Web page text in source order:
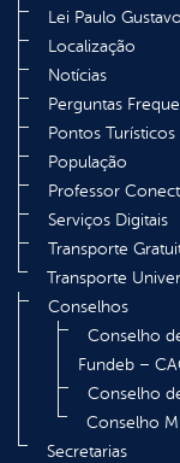
Lei Paulo Gustavo
Localização
Notícias
Perguntas
Pontos Turísticos
População
Professor
Serviços Digitais
Transporte
Transporte
Conselhos
Conselho
Fundeb –
Conselho
Conselho
Secretarias